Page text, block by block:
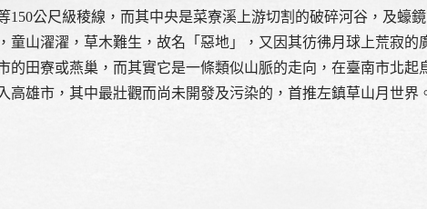
150公尺級稜線，而其中央是菜寮溪上游切割的破碎河谷，及蠔
童山濯濯，草木難生，故名「惡地」，又因其彷彿月球上荒寂的
的田寮或燕巢，而其實它是一條類似山脈的走向，在臺南市北起
高雄市，其中最壯觀而尚未開發及污染的，首推左鎮草山月世界